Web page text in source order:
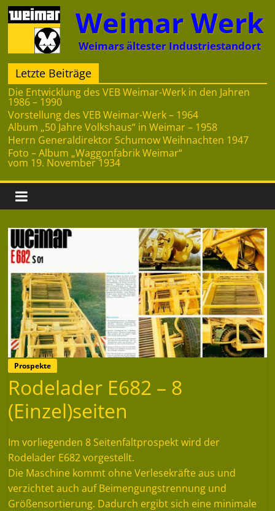
Zum
Inhalt
springen
Weimar Werk
Weimars ältester Industriestandort
Letzte Beiträge
Die Entwicklung des VEB Weimar-Werk in den Jahren
1986 – 1990
Vorstellung des VEB Weimar-Werk – 1964
Album „50 Jahre Volkshaus“ in Weimar – 1958
Herrn Generaldirektor Schumow Weihnachten 1947
Foto – Album „Waggonfabrik Weimar“
vom 19. November 1934
Prospekte
Rodelader E682 – 8
(Einzel)seiten
Im vorliegenden 8 Seitenfaltprospekt wird der
Rodelader E682 vorgestellt.
Die Maschine kommt ohne Verlesekräfte aus und
verzichtet auch auf Beimengungstrennung und
Größensortierung. Dadurch ergibt sich eine minimale